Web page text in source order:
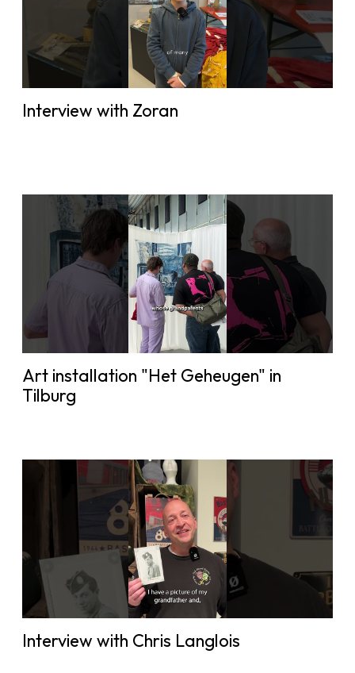
Interview with Zoran
Art installation "Het Geheugen" in
Tilburg
Interview with Chris Langlois